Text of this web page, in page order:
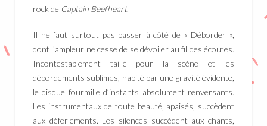
rock de Captain Beefheart.
Il ne faut surtout pas passer à côté de « Déborder »,
dont l’ampleur ne cesse de se dévoiler au fil des écoutes.
Incontestablement taillé pour la scène et les
débordements sublimes, habité par une gravité évidente,
le disque fourmille d’instants absolument renversants.
Les instrumentaux de toute beauté, apaisés, succèdent
aux déferlements. Les silences succèdent aux chants,